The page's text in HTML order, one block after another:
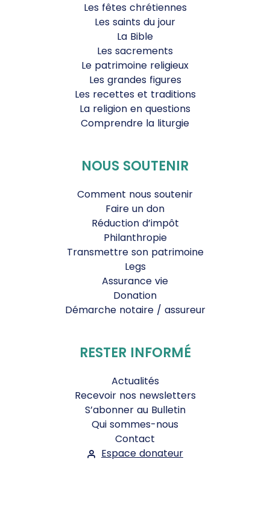
Les fêtes chrétiennes
Les saints du jour
La Bible
Les sacrements
Le patrimoine religieux
Les grandes figures
Les recettes et traditions
La religion en questions
Comprendre la liturgie
NOUS SOUTENIR
Comment nous soutenir
Faire un don
Réduction d’impôt
Philanthropie
Transmettre son patrimoine
Legs
Assurance vie
Donation
Démarche notaire / assureur
RESTER INFORMÉ
Actualités
Recevoir nos newsletters
S’abonner au Bulletin
Qui sommes-nous
Contact
Espace donateur